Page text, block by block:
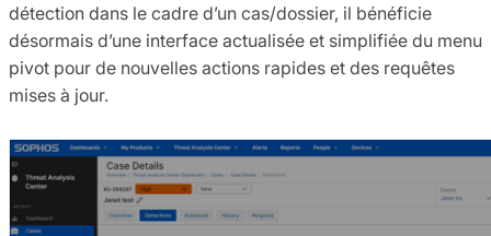
détection dans le cadre d’un cas/dossier, il bénéficie
désormais d’une interface actualisée et simplifiée du menu
pivot pour de nouvelles actions rapides et des requêtes
mises à jour.